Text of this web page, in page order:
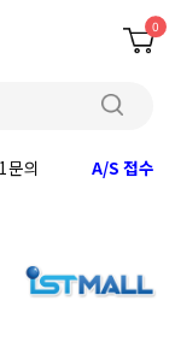
0
문의 A/S 접수